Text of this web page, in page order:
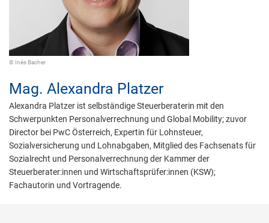
© Inés Bacher
Mag. Alexandra Platzer
Alexandra Platzer ist selbständige Steuerberaterin mit den
Schwerpunkten Personalverrechnung und Global Mobility; zuvor
Director bei PwC Österreich, Expertin für Lohnsteuer,
Sozialversicherung und Lohnabgaben, Mitglied des Fachsenats für
Sozialrecht und Personalverrechnung der Kammer der
Steuerberater:innen und Wirtschaftsprüfer:innen (KSW);
Fachautorin und Vortragende.